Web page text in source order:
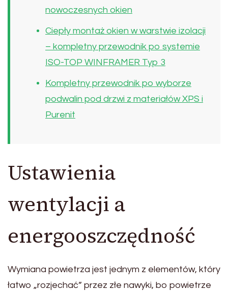
nowoczesnych okien
Ciepły montaż okien w warstwie izolacji
– kompletny przewodnik po systemie
ISO-TOP WINFRAMER Typ 3
Kompletny przewodnik po wyborze
podwalin pod drzwi z materiałów XPS i
Purenit
Ustawienia
wentylacji a
energooszczędność
Wymiana powietrza jest jednym z elementów, który
łatwo „rozjechać” przez złe nawyki, bo powietrze